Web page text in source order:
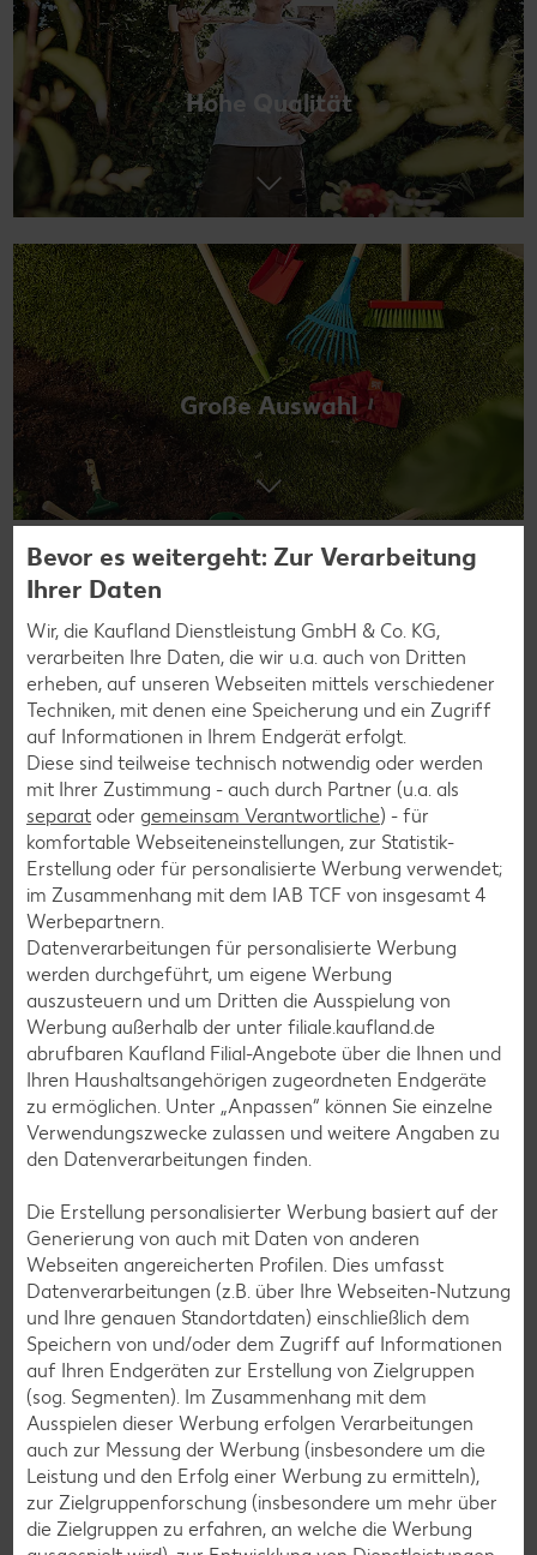
Hohe Qualität
Große Auswahl
Günstiger Preis
DIY: Pflanzentafeln
Gib deinem Grün einen Namen
Wo wächst was? Mithilfe unserer Pflanzentafeln hast du
immer einen guten Überblick. Einfach herunterladen,
ausdrucken und nach Belieben beschriften. Viel Spaß!
Countryside® - Pflanztafeln
Jetzt herunterladen
Häufige Fragen
Alles klar?
Du möchtest noch mehr über unsere Eigenmarken
Bevor es weitergeht: Zur Verarbeitung
Ihrer Daten
Wir, die Kaufland Dienstleistung GmbH & Co. KG,
verarbeiten Ihre Daten, die wir u.a. auch von Dritten
erheben, auf unseren Webseiten mittels verschiedener
Techniken, mit denen eine Speicherung und ein Zugriff
auf Informationen in Ihrem Endgerät erfolgt.
Diese sind teilweise technisch notwendig oder werden
mit Ihrer Zustimmung - auch durch Partner (u.a. als
separat oder gemeinsam Verantwortliche) - für
komfortable Webseiteneinstellungen, zur Statistik-
Erstellung oder für personalisierte Werbung verwendet;
im Zusammenhang mit dem IAB TCF von insgesamt 4
Werbepartnern.
Datenverarbeitungen für personalisierte Werbung
werden durchgeführt, um eigene Werbung
auszusteuern und um Dritten die Ausspielung von
Werbung außerhalb der unter filiale.kaufland.de
abrufbaren Kaufland Filial-Angebote über die Ihnen und
Ihren Haushaltsangehörigen zugeordneten Endgeräte
zu ermöglichen. Unter „Anpassen“ können Sie einzelne
Verwendungszwecke zulassen und weitere Angaben zu
den Datenverarbeitungen finden.
Die Erstellung personalisierter Werbung basiert auf der
Generierung von auch mit Daten von anderen
Webseiten angereicherten Profilen. Dies umfasst
Datenverarbeitungen (z.B. über Ihre Webseiten-Nutzung
und Ihre genauen Standortdaten) einschließlich dem
Speichern von und/oder dem Zugriff auf Informationen
auf Ihren Endgeräten zur Erstellung von Zielgruppen
(sog. Segmenten). Im Zusammenhang mit dem
Ausspielen dieser Werbung erfolgen Verarbeitungen
auch zur Messung der Werbung (insbesondere um die
Leistung und den Erfolg einer Werbung zu ermitteln),
zur Zielgruppenforschung (insbesondere um mehr über
die Zielgruppen zu erfahren, an welche die Werbung